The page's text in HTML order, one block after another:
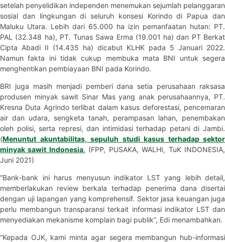
setelah penyelidikan independen menemukan sejumlah pelanggaran
sosial dan lingkungan di seluruh konsesi Korindo di Papua dan
Maluku Utara. Lebih dari 65.000 ha izin pemanfaatan hutan: PT.
PAL (32.348 ha), PT. Tunas Sawa Erma (19.001 ha) dan PT Berkat
Cipta Abadi II (14.435 ha) dicabut KLHK pada 5 Januari 2022.
Namun fakta ini tidak cukup membuka mata BNI untuk segera
menghentikan pembiayaan BNI pada Korindo.
BRI juga masih menjadi pemberi dana setia perusahaan raksasa
produsen minyak sawit Sinar Mas yang anak perusahaannya, PT.
Kresna Duta Agrindo terlibat dalam kasus deforestasi, pencemaran
air dan udara, sengketa tanah, perampasan lahan, penembakan
oleh polisi, serta represi, dan intimidasi terhadap petani di Jambi.
(Menuntut akuntabilitas, sepuluh studi kasus terhadap sektor
minyak sawit Indonesia. (FPP, PUSAKA, WALHI, TuK INDONESIA,
Juni 2021)
“Bank-bank ini harus menyusun indikator LST yang lebih detail,
memberlakukan review berkala terhadap penerima dana disertai
dengan uji lapangan yang komprehensif. Sektor jasa keuangan juga
perlu membangun transparansi terkait informasi indikator LST dan
menyediakan mekanisme komplain bagi publik”, Edi menambahkan.
“Kepada OJK, kami minta agar segera membangun hub-informasi